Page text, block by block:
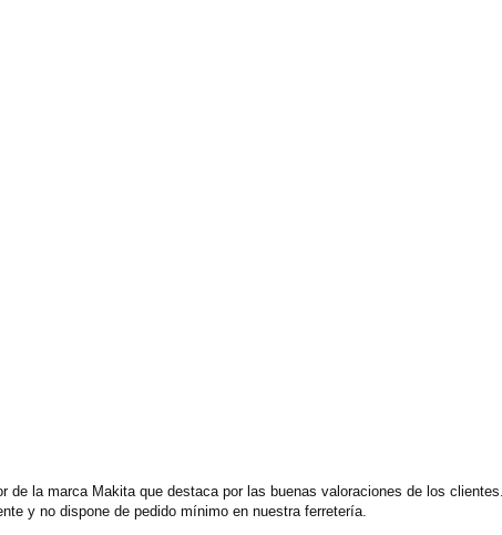
la marca Makita que destaca por las buenas valoraciones de los clientes.
y no dispone de pedido mínimo en nuestra ferretería.